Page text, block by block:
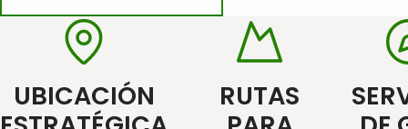
UBICACIÓN
RUTAS